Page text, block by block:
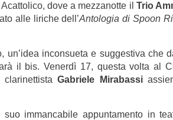
dove a mezzanotte il Trio
alle liriche dell’Antologia di Spoon
un’idea inconsueta e suggestiva che
il bis. Venerdì 17, questa volta al
clarinettistaGabriele Mirabassi
immancabile appuntamento in